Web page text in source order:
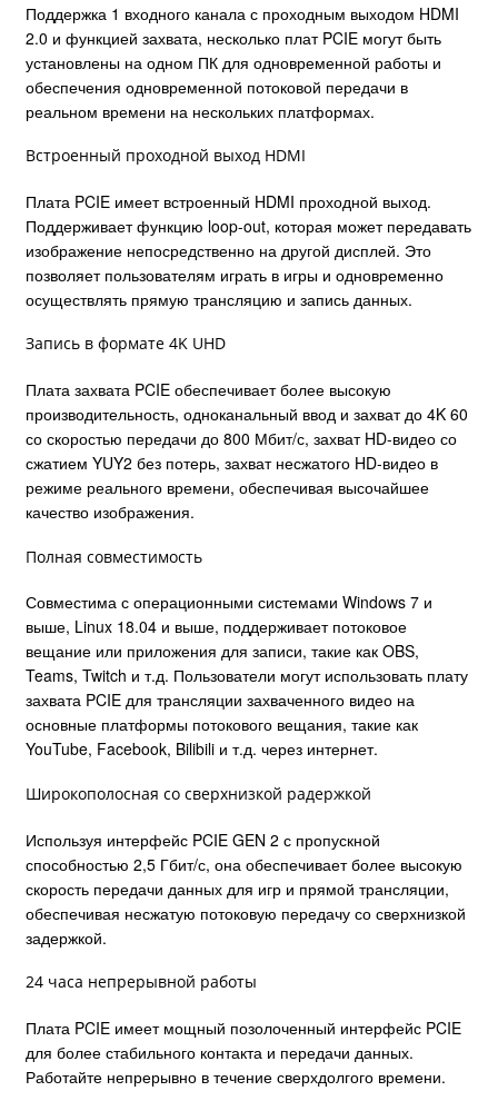
Поддержка 1 входного канала с проходным выходом HDMI
2.0 и функцией захвата, несколько плат PCIE могут быть
установлены на одном ПК для одновременной работы и
обеспечения одновременной потоковой передачи в
реальном времени на нескольких платформах.
Встроенный проходной выход HDMI
Плата PCIE имеет встроенный HDMI проходной выход.
Поддерживает функцию loop-out, которая может передавать
изображение непосредственно на другой дисплей. Это
позволяет пользователям играть в игры и одновременно
осуществлять прямую трансляцию и запись данных.
Запись в формате 4K UHD
Плата захвата PCIE обеспечивает более высокую
производительность, одноканальный ввод и захват до 4K 60
со скоростью передачи до 800 Мбит/с, захват HD-видео со
сжатием YUY2 без потерь, захват несжатого HD-видео в
режиме реального времени, обеспечивая высочайшее
качество изображения.
Полная совместимость
Совместима с операционными системами Windows 7 и
выше, Linux 18.04 и выше, поддерживает потоковое
вещание или приложения для записи, такие как OBS,
Teams, Twitch и т.д. Пользователи могут использовать плату
захвата PCIE для трансляции захваченного видео на
основные платформы потокового вещания, такие как
YouTube, Facebook, Bilibili и т.д. через интернет.
Широкополосная со cверхнизкой pадержкой
Используя интерфейс PCIE GEN 2 с пропускной
способностью 2,5 Гбит/с, она обеспечивает более высокую
скорость передачи данных для игр и прямой трансляции,
обеспечивая несжатую потоковую передачу со сверхнизкой
задержкой.
24 часа непрерывной работы
Плата PCIE имеет мощный позолоченный интерфейс PCIE
для более стабильного контакта и передачи данных.
Работайте непрерывно в течение сверхдолгого времени.